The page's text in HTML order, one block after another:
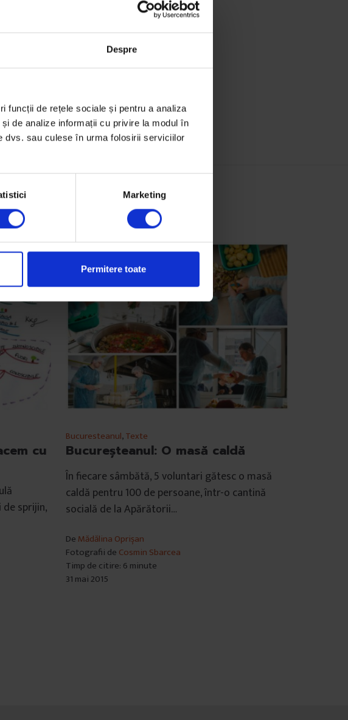
Despre
funcții de rețele sociale și pentru a analiza
de analize informații cu privire la modul în
dvs. sau culese în urma folosirii serviciilor
Marketing
Permitere toate
cu
sprijin,
Bucuresteanul,Texte
Bucureșteanul: O masă caldă
În fiecare sâmbătă, 5 voluntari gătesc o masă
caldă pentru 100 de persoane, într-o cantină
socială de la Apărătorii…
De Mădălina Oprișan
Fotografii de Cosmin Sbarcea
Timp de citire: 6 minute
31 mai 2015